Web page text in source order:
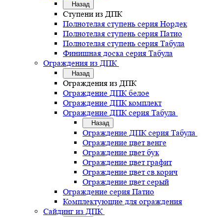
Назад
Ступени из ДПК
Полнотелая ступень серия Нордек
Полнотелая ступень серия Патио
Полнотелая ступень серия Табула
Финишная доска серия Табула
Ограждения из ДПК
Назад
Ограждения из ДПК
Ограждение ДПК белое
Ограждение ДПК комплект
Ограждение ДПК серия Табула
Назад
Ограждение ДПК серия Табула
Ограждение цвет венге
Ограждение цвет бук
Ограждение цвет графит
Ограждение цвет св.корич
Ограждение цвет серый
Ограждение серия Патио
Комплектующие для ограждения
Сайдинг из ДПК